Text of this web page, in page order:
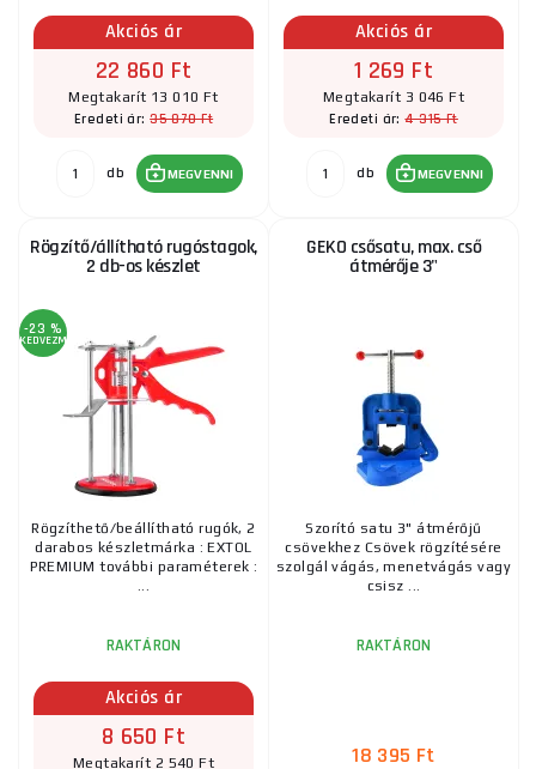
Akciós ár
22 860 Ft
Megtakarít 13 010 Ft
Eredeti ár:35 870 Ft
db MEGVENNI
Akciós ár
1 269 Ft
Megtakarít 3 046 Ft
Eredeti ár:4 315 Ft
db MEGVENNI
Rögzítő/állítható rugóstagok,
2 db-os készlet
-23 %
KEDVEZMÉNY
Rögzíthető/beállítható rugók, 2
darabos készletmárka : EXTOL
PREMIUM további paraméterek :
...
RAKTÁRON
Akciós ár
8 650 Ft
Megtakarít 2 540 Ft
GEKO csősatu, max. cső
átmérője 3"
Szorító satu 3" átmérőjű
csövekhez Csövek rögzítésére
szolgál vágás, menetvágás vagy
csisz ...
RAKTÁRON
18 395 Ft